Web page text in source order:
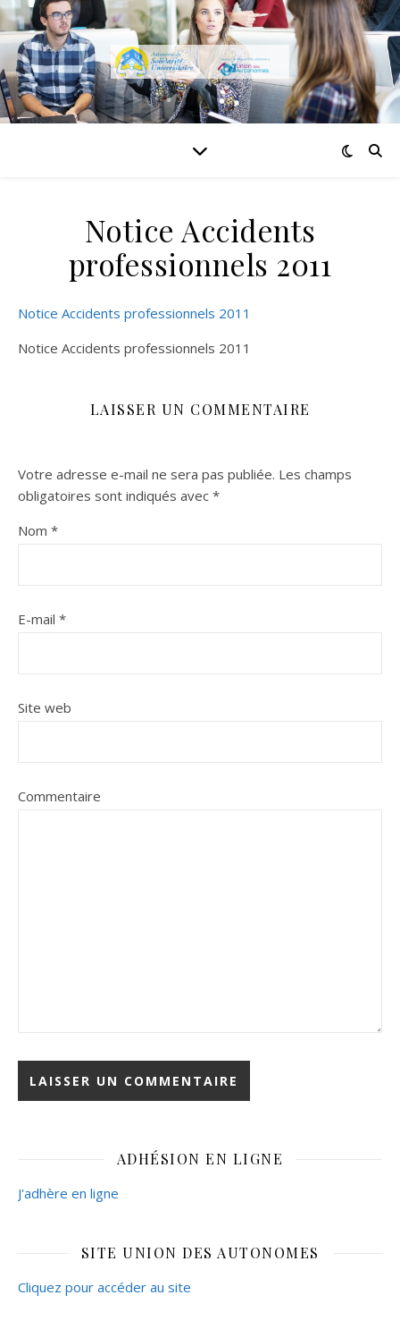
Notice Accidents
professionnels 2011
Notice Accidents professionnels 2011
Notice Accidents professionnels 2011
LAISSER UN COMMENTAIRE
Votre adresse e-mail ne sera pas publiée. Les champs
obligatoires sont indiqués avec *
Nom *
E-mail *
Site web
Commentaire
ADHÉSION EN LIGNE
J'adhère en ligne
SITE UNION DES AUTONOMES
Cliquez pour accéder au site